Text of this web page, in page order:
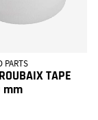
PARTS
TAPE
mm